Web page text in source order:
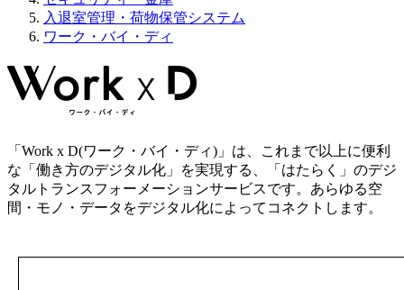
入退室管理・荷物保管システム
ワーク・バイ・ディ
「Work x D(ワーク・バイ・ディ)」は、これまで以上に便利
な「働き方のデジタル化」を実現する、「はたらく」のデジ
タルトランスフォーメーションサービスです。あらゆる空
間・モノ・データをデジタル化によってコネクトします。